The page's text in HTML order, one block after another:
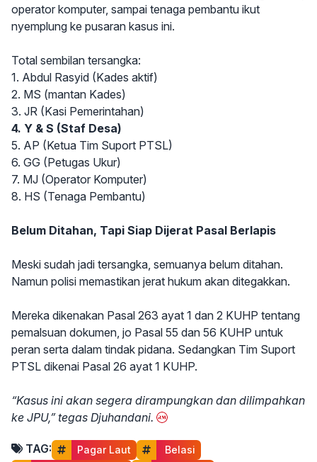
operator komputer, sampai tenaga pembantu ikut
nyemplung ke pusaran kasus ini.
Total sembilan tersangka:
1. Abdul Rasyid (Kades aktif)
2. MS (mantan Kades)
3. JR (Kasi Pemerintahan)
4. Y & S (Staf Desa)
5. AP (Ketua Tim Suport PTSL)
6. GG (Petugas Ukur)
7. MJ (Operator Komputer)
8. HS (Tenaga Pembantu)
Belum Ditahan, Tapi Siap Dijerat Pasal Berlapis
Meski sudah jadi tersangka, semuanya belum ditahan.
Namun polisi memastikan jerat hukum akan ditegakkan.
Mereka dikenakan Pasal 263 ayat 1 dan 2 KUHP tentang
pemalsuan dokumen, jo Pasal 55 dan 56 KUHP untuk
peran serta dalam tindak pidana. Sedangkan Tim Suport
PTSL dikenai Pasal 26 ayat 1 KUHP.
“Kasus ini akan segera dirampungkan dan dilimpahkan
ke JPU,” tegas Djuhandani.
TAG: Pagar Laut
Belasi